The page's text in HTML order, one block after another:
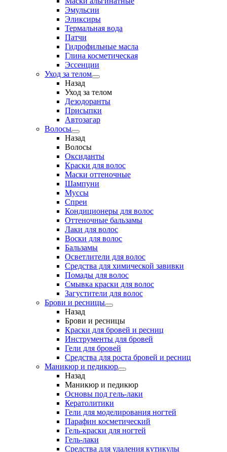
Эмульсии
Эликсиры
Термальная вода
Патчи
Гидрофильные масла
Глина косметическая
Эссенции
Уход за телом
Назад
Уход за телом
Дезодоранты
Присыпки
Автозагар
Волосы
Назад
Волосы
Оксиданты
Краски для волос
Маски оттеночные
Шампуни
Муссы
Спреи
Кондиционеры для волос
Оттеночные бальзамы
Лаки для волос
Воски для волос
Бальзамы
Осветлители для волос
Средства для химической завивки
Помады для волос
Смывка краски для волос
Загустители для волос
Брови и ресницы
Назад
Брови и ресницы
Краски для бровей и ресниц
Инструменты для бровей
Гели для бровей
Средства для роста бровей и ресниц
Маникюр и педикюр
Назад
Маникюр и педикюр
Основы под гель-лаки
Кератолитики
Гели для моделирования ногтей
Парафин косметический
Гель-краски для ногтей
Гель-лаки
Средства для удаления кутикулы